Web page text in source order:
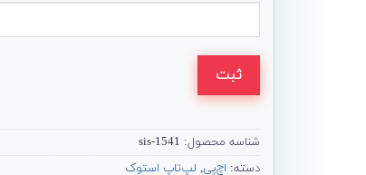
ثبت
شناسه محصول: 1541-sis
دسته: اچ‌پی, لپ‌تاپ استوک